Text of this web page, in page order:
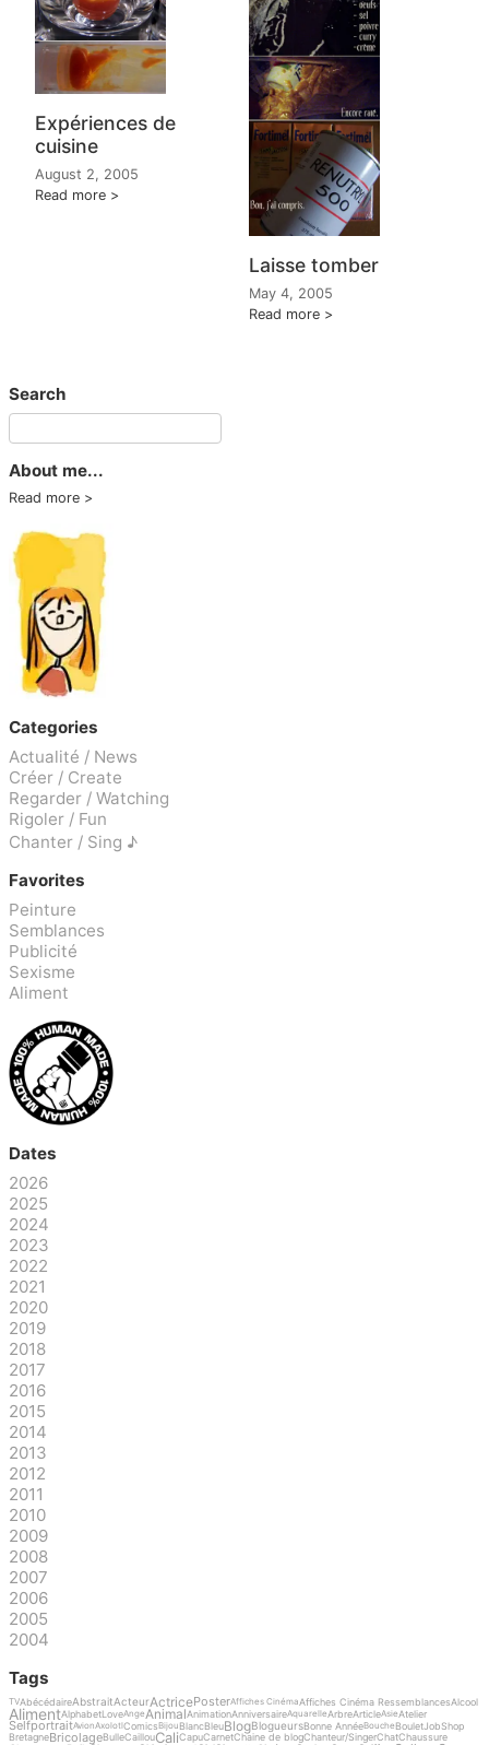
Expériences de
cuisine
August 2, 2005
Read more
Laisse tomber
May 4, 2005
Read more
Search
About me...
Read more
Categories
Actualité / News
Créer / Create
Regarder / Watching
Rigoler / Fun
Chanter / Sing ♪
Favorites
Peinture
Semblances
Publicité
Sexisme
Aliment
Dates
2026
2025
2024
2023
2022
2021
2020
2019
2018
2017
2016
2015
2014
2013
2012
2011
2010
2009
2008
2007
2006
2005
2004
Tags
TVAbécédaireAbstraitActeurActricePosterAffiches CinémaAffiches Cinéma RessemblancesAlcool
AlimentAlphabetLoveAnge AnimalAnimationAnniversaireAquarelleArbreArticleAsieAtelier
SelfportraitAvionAxolotlComicsBijou BlancBleuBlogBlogueursBonne AnnéeBouche BouletJobShop
BretagneBricolageBulleCaillouCaliCapuCarnetChaine de blogChanteur/SingerChatChaussure